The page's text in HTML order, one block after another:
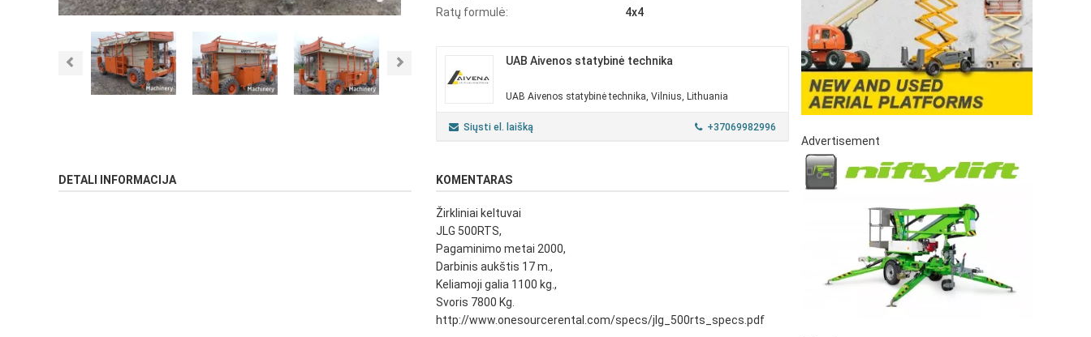
Previous
Ratų formulė:
4x4
UAB Aivenos statybinė technika
UAB Aivenos statybinė technika, Vilnius, Lithuania
Siųsti el. laišką +37069982996
DETALI INFORMACIJA KOMENTARAS
Žirkliniai keltuvai
JLG 500RTS,
Pagaminimo metai 2000,
Darbinis aukštis 17 m.,
Keliamoji galia 1100 kg.,
Svoris 7800 Kg.
http://www.onesourcerental.com/specs/jlg_500rts_specs.pdf
Advertisement